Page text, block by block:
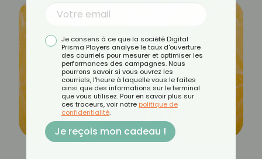
Je consens à ce que la société Digital
Prisma Players analyse le taux d'ouverture
des courriels pour mesurer et optimiser les
performances des campagnes. Nous
pourrons savoir si vous ouvrez les
courriels, l'heure à laquelle vous le faites
ainsi que des informations sur le terminal
que vous utilisez. Pour en savoir plus sur
ces traceurs, voir notre politique de
confidentialité.
Je reçois mon cadeau !